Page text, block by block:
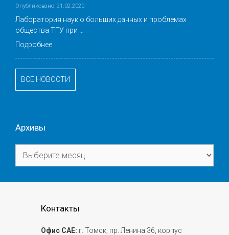
Опубликовано: 21.02.2020
Лаборатория наук о больших данных и проблемах
общества ТГУ при …
Подробнее
ВСЕ НОВОСТИ
Архивы
Контакты
Офис САЕ: г. Томск, пр. Ленина 36, корпус